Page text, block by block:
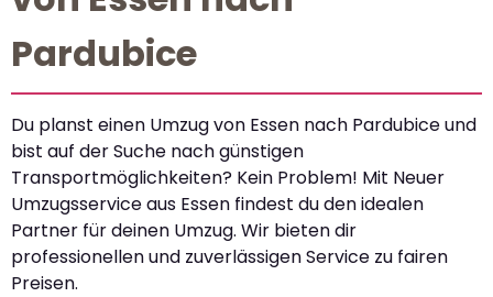
Pardubice
Du planst einen Umzug von Essen nach Pardubice und
bist auf der Suche nach günstigen
Transportmöglichkeiten? Kein Problem! Mit Neuer
Umzugsservice aus Essen findest du den idealen
Partner für deinen Umzug. Wir bieten dir
professionellen und zuverlässigen Service zu fairen
Preisen.